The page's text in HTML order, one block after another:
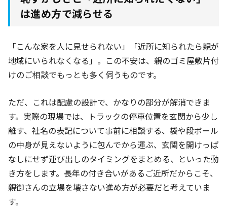
は進め方で減らせる
「こんな家を人に見せられない」「近所に知られたら親が
地域にいられなくなる」。この不安は、親のゴミ屋敷片付
けのご相談でもっとも多く伺うものです。
ただ、これは配慮の設計で、かなりの部分が解消できま
す。実際の現場では、トラックの停車位置を玄関から少し
離す、社名の表記について事前に相談する、袋や段ボール
の中身が見えないように包んでから運ぶ、玄関を開けっぱ
なしにせず運び出しのタイミングをまとめる、といった動
き方をします。長年の付き合いがあるご近所だからこそ、
親御さんの立場を壊さない進め方が必要だと考えていま
す。